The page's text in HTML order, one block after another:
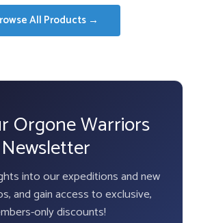
es:
All Products →
Orgone Warriors
Newsletter
into our expeditions and new
and gain access to exclusive,
only discounts!